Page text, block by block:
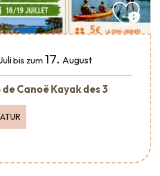
bis zum 17. August
Canoë Kayak des 3